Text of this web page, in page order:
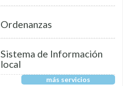
Ordenanzas
Sistema de Información
local
más servicios